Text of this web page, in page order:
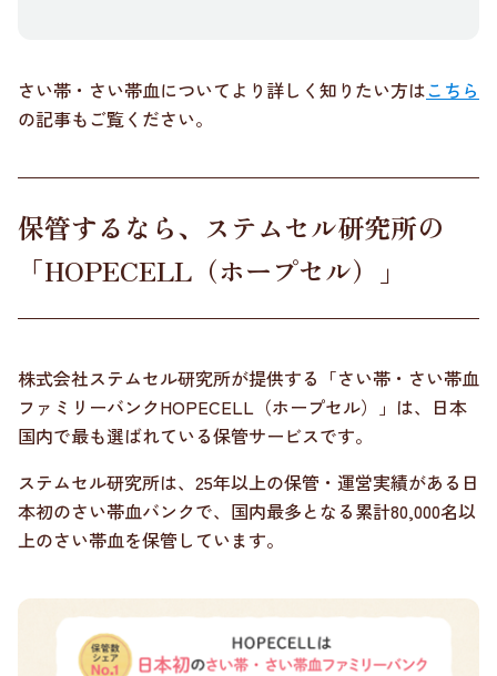
さい帯・さい帯血についてより詳しく知りたい方はこちら
の記事もご覧ください。
保管するなら、ステムセル研究所の
「HOPECELL（ホープセル）」
株式会社ステムセル研究所が提供する「さい帯・さい帯血
ファミリーバンクHOPECELL（ホープセル）」は、日本
国内で最も選ばれている保管サービスです。
ステムセル研究所は、25年以上の保管・運営実績がある日
本初のさい帯血バンクで、国内最多となる累計80,000名以
上のさい帯血を保管しています。